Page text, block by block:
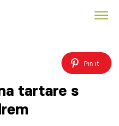
Pin it
tartare s